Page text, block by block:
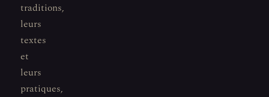
traditions,
leurs
textes
et
leurs
pratiques,